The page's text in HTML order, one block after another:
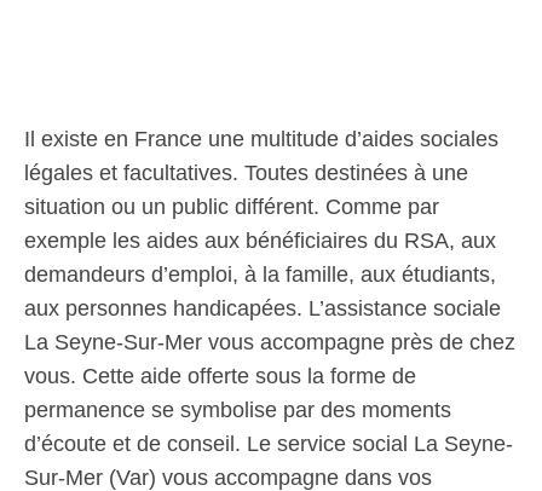
Il existe en France une multitude d’aides sociales
légales et facultatives. Toutes destinées à une
situation ou un public différent. Comme par
exemple les aides aux bénéficiaires du RSA, aux
demandeurs d’emploi, à la famille, aux étudiants,
aux personnes handicapées. L’assistance sociale
La Seyne-Sur-Mer vous accompagne près de chez
vous. Cette aide offerte sous la forme de
permanence se symbolise par des moments
d’écoute et de conseil. Le service social La Seyne-
Sur-Mer (Var) vous accompagne dans vos